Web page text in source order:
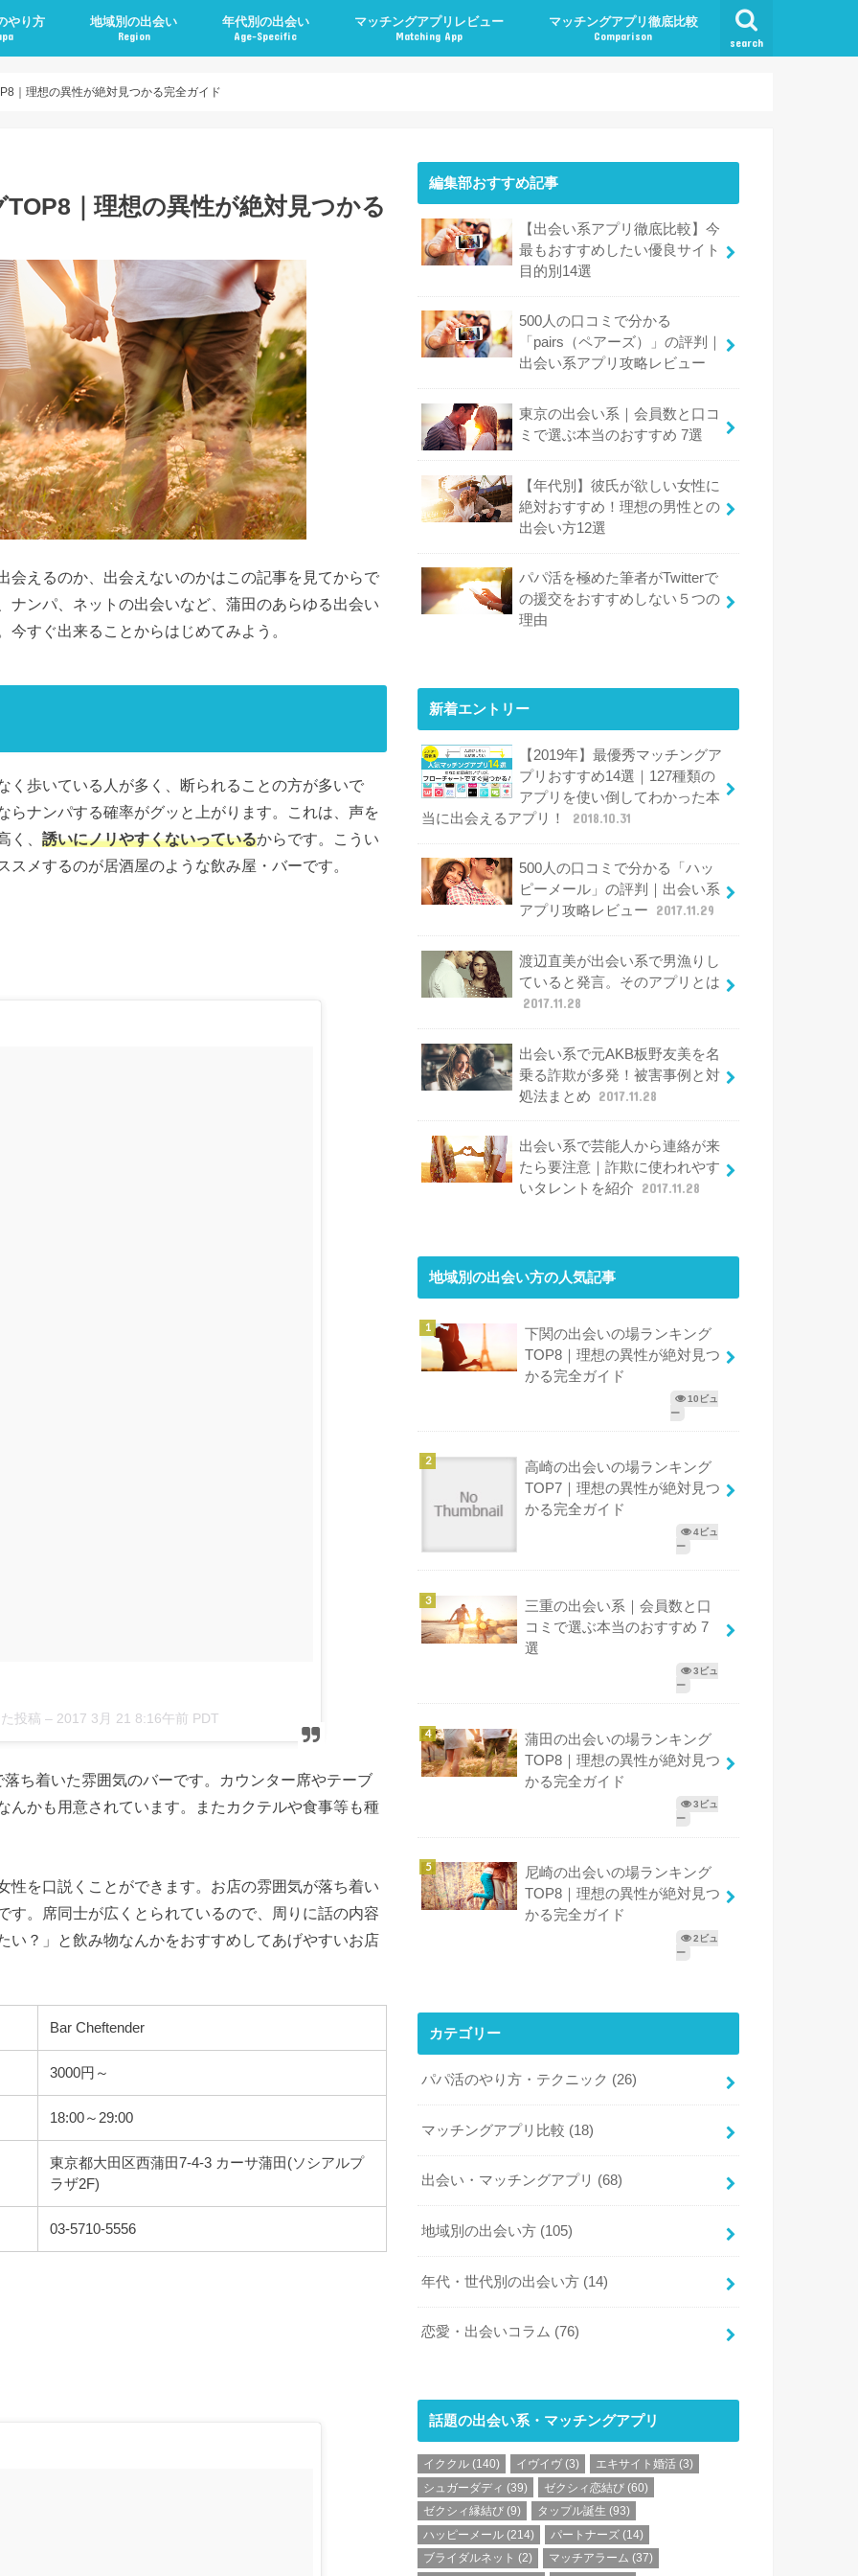
search
やり方 地域別の出会い
Region
年代別の出会い
Age-Specific
マッチングアプリレビュー
Matching App
マッチングアプリ徹底比較
Comparison
｜理想の異性が絶対見つかる完全ガイド
｜理想の異性が絶対見つかる
会えるのか、出会えないのかはこの記事を見てからで
ナンパ、ネットの出会いなど、蒲田のあらゆる出会い
すぐ出来ることからはじめてみよう。
く歩いている人が多く、断られることの方が多いで
らナンパする確率がグッと上がります。これは、声を
く、 誘いにノリやすくないっているからです。こうい
メするのが居酒屋のような飲み屋・バーです。
投稿 – 2017 3月 21 8:16午前 PDT
ち着いた雰囲気のバーです。カウンター席やテーブ
んかも用意されています。またカクテルや食事等も種
性を口説くことができます。お店の雰囲気が落ち着い
す。席同士が広くとられているので、周りに話の内容
い？」と飲み物なんかをおすすめしてあげやすいお店
Bar Cheftender
3000円～
18:00～29:00
東京都大田区西蒲田7-4-3 カーサ蒲田(ソシアルプ
ラザ2F)
03-5710-5556
編集部おすすめ記事
【出会い系アプリ徹底比較】今
最もおすすめしたい優良サイト
目的別14選
500人の口コミで分かる
「pairs（ペアーズ）」の評判｜
出会い系アプリ攻略レビュー
東京の出会い系｜会員数と口コ
ミで選ぶ本当のおすすめ 7選
【年代別】彼氏が欲しい女性に
絶対おすすめ！理想の男性との
出会い方12選
パパ活を極めた筆者がTwitterで
の援交をおすすめしない５つの
理由
新着エントリー
【2019年】最優秀マッチングア
プリおすすめ14選｜127種類の
アプリを使い倒してわかった本
当に出会えるアプリ！
2018.10.31
500人の口コミで分かる「ハッ
ピーメール」の評判｜出会い系
アプリ攻略レビュー
2017.11.29
渡辺直美が出会い系で男漁りし
ていると発言。そのアプリとは
2017.11.28
出会い系で元AKB板野友美を名
乗る詐欺が多発！被害事例と対
処法まとめ
2017.11.28
出会い系で芸能人から連絡が来
たら要注意｜詐欺に使われやす
いタレントを紹介
2017.11.28
地域別の出会い方の人気記事
下関の出会いの場ランキング
TOP8｜理想の異性が絶対見つ
かる完全ガイド
10ビュ
ー
高崎の出会いの場ランキング
TOP7｜理想の異性が絶対見つ
かる完全ガイド
4ビュ
ー
三重の出会い系｜会員数と口
コミで選ぶ本当のおすすめ 7
選
3ビュ
ー
蒲田の出会いの場ランキング
TOP8｜理想の異性が絶対見つ
かる完全ガイド
3ビュ
ー
尼崎の出会いの場ランキング
TOP8｜理想の異性が絶対見つ
かる完全ガイド
2ビュ
ー
カテゴリー
パパ活のやり方・テクニック (26)
マッチングアプリ比較 (18)
出会い・マッチングアプリ (68)
地域別の出会い方 (105)
年代・世代別の出会い方 (14)
恋愛・出会いコラム (76)
話題の出会い系・マッチングアプリ
イククル (140) イヴイヴ(3) エキサイト婚活 (3)
シュガーダディ (39) ゼクシィ恋結び (60)
ゼクシィ縁結び (9) タップル誕生 (93)
ハッピーメール (214) パートナーズ (14)
ブライダルネット (2) マッチアラーム (37)